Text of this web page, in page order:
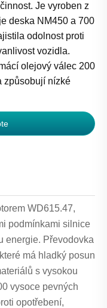
Je vyroben z
deska NM450 a 700
odolnost proti
vozidla.
olejový válec 200
způsobují nízké
WD615.47,
podmínkami silnice
energie. Převodovka
má hladký posun
s vysokou
vysoce pevných
opotřebení,